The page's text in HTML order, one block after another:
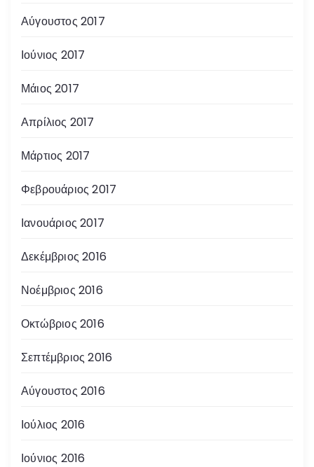
Αύγουστος 2017
Ιούνιος 2017
Μάιος 2017
Απρίλιος 2017
Μάρτιος 2017
Φεβρουάριος 2017
Ιανουάριος 2017
Δεκέμβριος 2016
Νοέμβριος 2016
Οκτώβριος 2016
Σεπτέμβριος 2016
Αύγουστος 2016
Ιούλιος 2016
Ιούνιος 2016